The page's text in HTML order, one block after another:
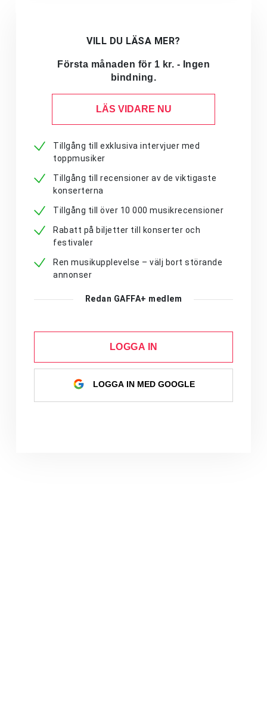
VILL DU LÄSA MER?
Första månaden för 1 kr. - Ingen
bindning.
LÄS VIDARE NU
Tillgång till exklusiva intervjuer med
toppmusiker
Tillgång till recensioner av de viktigaste
konserterna
Tillgång till över 10 000 musikrecensioner
Rabatt på biljetter till konserter och
festivaler
Ren musikupplevelse – välj bort störande
annonser
Redan GAFFA+ medlem
LOGGA IN
LOGGA IN MED GOOGLE